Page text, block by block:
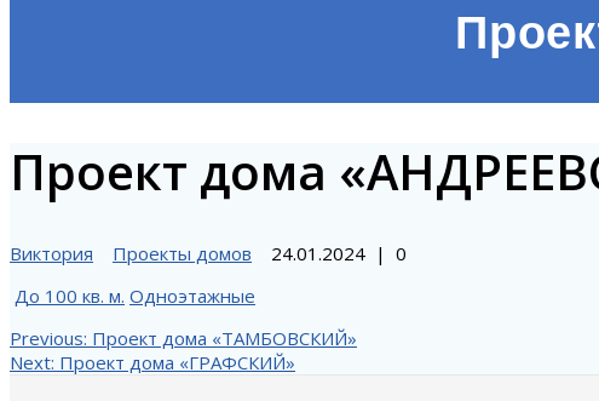
Проект дома
Виктория Проекты домов 24.01.2024 | 0
До 100 кв. м. Одноэтажные
Навигация
Previous: Previous
post:
Проект дома «ТАМБОВСКИЙ»
Next: Next
Проект дома «ГРАФСКИЙ»